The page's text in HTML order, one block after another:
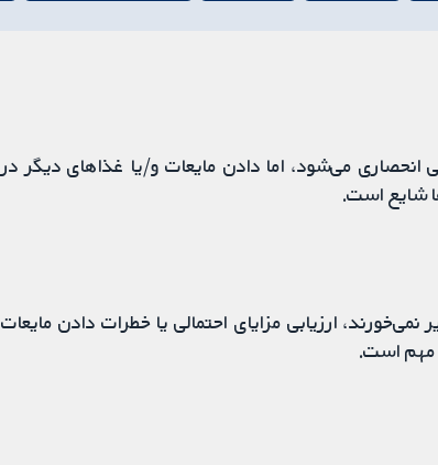
می‌شود، اما دادن مایعات و/یا غذاهای دیگر در
شایع است.
ارزیابی مزایای احتمالی یا خطرات دادن مایعات
مهم است.